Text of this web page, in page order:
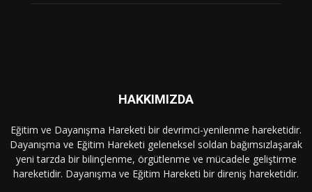
HAKKIMIZDA
Eğitim ve Dayanışma Hareketi bir devrimci-yenilenme hareketidir.
Dayanışma ve Eğitim Hareketi geleneksel soldan bağımsızlaşarak
yeni tarzda bir bilinçlenme, örgütlenme ve mücadele geliştirme
hareketidir. Dayanışma ve Eğitim Hareketi bir direniş hareketidir.